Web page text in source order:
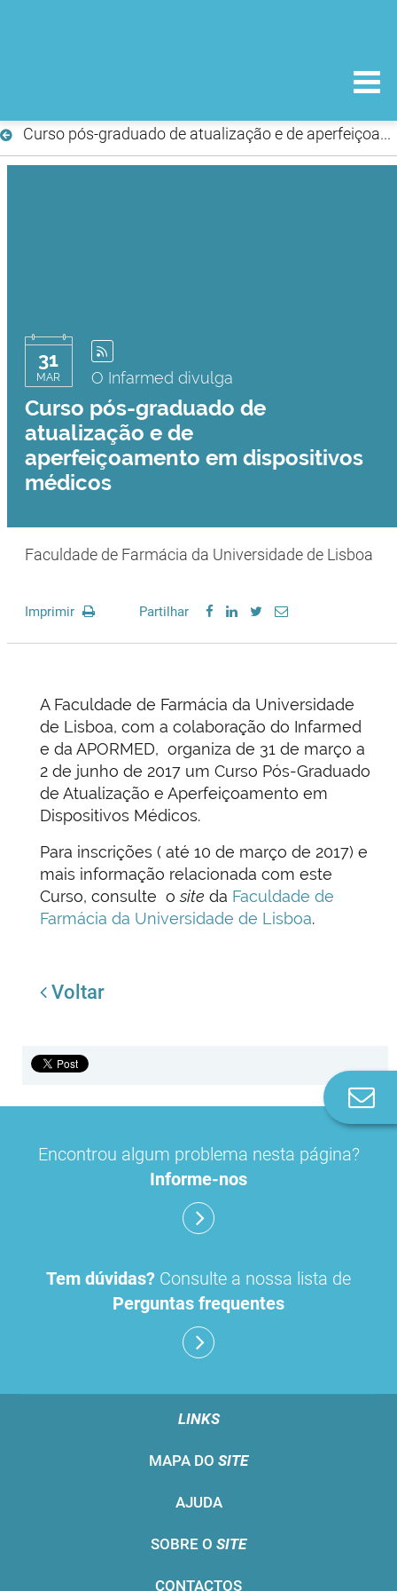
Curso pós-graduado de atualização e de aperfeiçoamento em dispositivos médicos
31
MAR O Infarmed divulga
Curso pós-graduado de
atualização e de
aperfeiçoamento em dispositivos
médicos
Faculdade de Farmácia da Universidade de Lisboa
Imprimir Partilhar
A Faculdade de Farmácia da Universidade
de Lisboa, com a colaboração do Infarmed
e da APORMED, organiza de 31 de março a
2 de junho de 2017 um Curso Pós-Graduado
de Atualização e Aperfeiçoamento em
Dispositivos Médicos.
Para inscrições ( até 10 de março de 2017) e
mais informação relacionada com este
Curso, consulte osite da Faculdade de
Farmácia da Universidade de Lisboa.
Voltar
Encontrou algum problema nesta página?
Informe-nos
Tem dúvidas? Consulte a nossa lista de
Perguntas frequentes
LINKS
MAPA DO SITE
AJUDA
SOBRE O SITE
CONTACTOS